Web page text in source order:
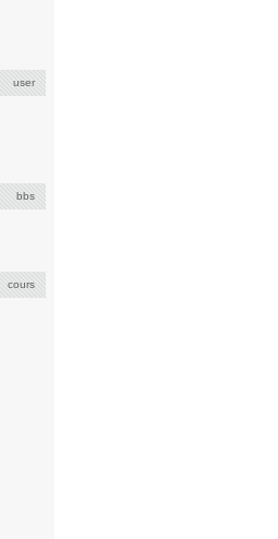
user
bbs
cours